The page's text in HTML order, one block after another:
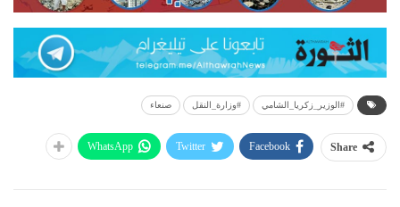
#الوزير_زكريا_الشامي #وزارة_النقل صنعاء
Share
Facebook
Twitter
WhatsApp